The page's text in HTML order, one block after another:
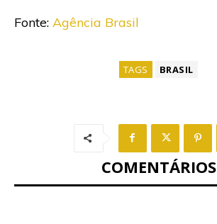
Fonte: Agência Brasil
TAGS BRASIL
COMENTÁRIOS